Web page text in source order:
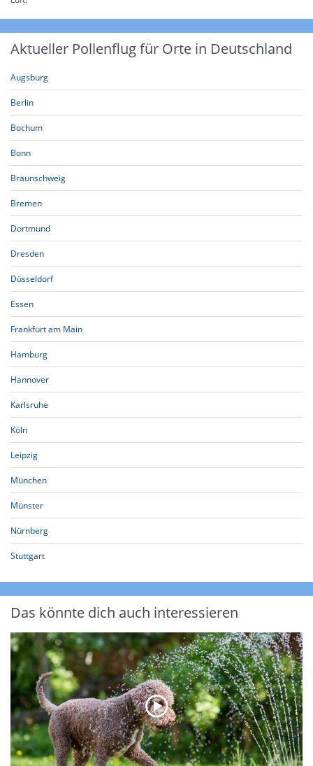
Aktueller Pollenflug für Orte in Deutschland
Augsburg
Berlin
Bochum
Bonn
Braunschweig
Bremen
Dortmund
Dresden
Düsseldorf
Essen
Frankfurt am Main
Hamburg
Hannover
Karlsruhe
Köln
Leipzig
München
Münster
Nürnberg
Stuttgart
Das könnte dich auch interessieren